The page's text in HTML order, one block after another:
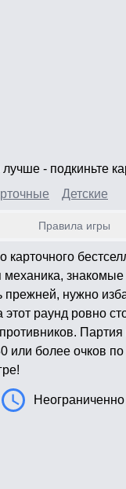
- подкиньте
Детские
Правила игры
карточного
механика,
нужно
раунд ровно
или более очков
Неограниченно